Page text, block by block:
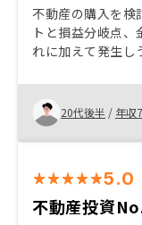
不動産の購入を検
トと損益分岐点
れに加えて発生し
たいと思うなら
金算入の観点で下
20代後半 / 年収
5.0
不動産投資